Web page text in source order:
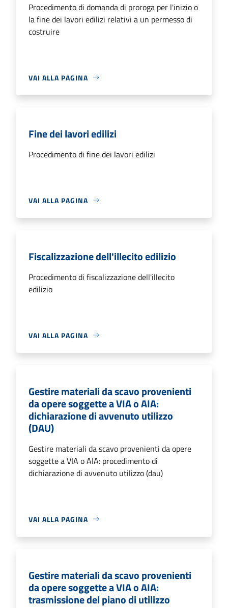
Procedimento di domanda di proroga per l'inizio o
la fine dei lavori edilizi relativi a un permesso di
costruire
VAI ALLA PAGINA
Fine dei lavori edilizi
Procedimento di fine dei lavori edilizi
VAI ALLA PAGINA
Fiscalizzazione dell'illecito edilizio
Procedimento di fiscalizzazione dell'illecito
edilizio
VAI ALLA PAGINA
Gestire materiali da scavo provenienti
da opere soggette a VIA o AIA:
dichiarazione di avvenuto utilizzo
(DAU)
Gestire materiali da scavo provenienti da opere
soggette a VIA o AIA: procedimento di
dichiarazione di avvenuto utilizzo (dau)
VAI ALLA PAGINA
Gestire materiali da scavo provenienti
da opere soggette a VIA o AIA:
trasmissione del piano di utilizzo